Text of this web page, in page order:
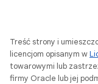
Treść strony i
licencjom opisanym w
towarowymi lub
firmy Oracle lub jej